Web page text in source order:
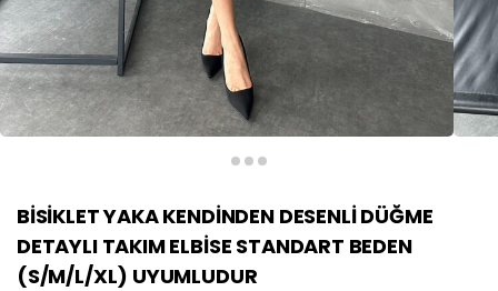
BİSİKLET YAKA KENDİNDEN DESENLİ DÜĞME
DETAYLI TAKIM ELBİSE STANDART BEDEN
(S/M/L/XL) UYUMLUDUR